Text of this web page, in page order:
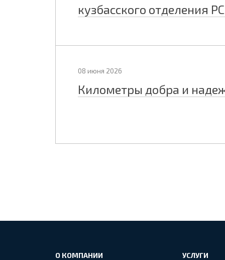
кузбасского отделения
08 июня 2026
Километры добра и
О КОМПАНИИ УСЛУГИ